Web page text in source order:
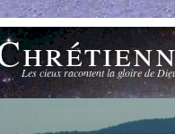
Les cieux racontent la gloire de